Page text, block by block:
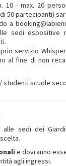
10 - max. 20
50 partecipanti)
a
sedi espositive
servizio
al fine di non
/ studenti scuole
sedi dei
e dovranno
agli ingressi.